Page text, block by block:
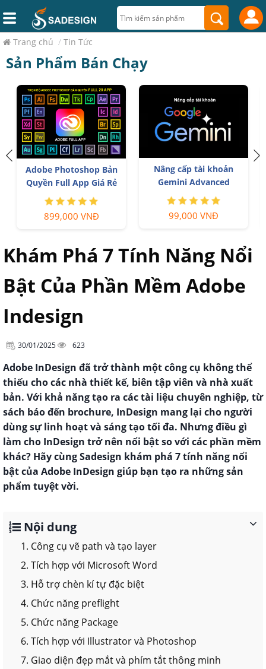
Trang chủ / Tin Tức
Sản Phẩm Bán Chạy
Adobe Photoshop Bản
Quyền Full App Giá Rẻ
899,000 VNĐ
Nâng cấp tài khoản
Gemini Advanced
99,000 VNĐ
Khám Phá 7 Tính Năng Nổi
Bật Của Phần Mềm Adobe
Indesign
30/01/2025 623
Adobe InDesign đã trở thành một công cụ không thể
thiếu cho các nhà thiết kế, biên tập viên và nhà xuất
bản. Với khả năng tạo ra các tài liệu chuyên nghiệp, từ
sách báo đến brochure, InDesign mang lại cho người
dùng sự linh hoạt và sáng tạo tối đa. Nhưng điều gì
làm cho InDesign trở nên nổi bật so với các phần mềm
khác? Hãy cùng Sadesign khám phá 7 tính năng nổi
bật của Adobe InDesign giúp bạn tạo ra những sản
phẩm tuyệt vời.
Nội dung
1. Công cụ vẽ path và tạo layer
2. Tích hợp với Microsoft Word
3. Hỗ trợ chèn kí tự đặc biệt
4. Chức năng preflight
5. Chức năng Package
6. Tích hợp với Illustrator và Photoshop
7. Giao diện đẹp mắt và phím tắt thông minh